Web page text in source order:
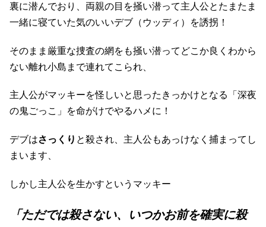
裏に潜んでおり、両親の目を掻い潜って主人公とたまたま
一緒に寝ていた気のいいデブ（ウッディ）を誘拐！
そのまま厳重な捜査の網をも掻い潜ってどこか良くわから
ない離れ小島まで連れてこられ、
主人公がマッキーを怪しいと思ったきっかけとなる「深夜
の鬼ごっこ」を命がけでやるハメに！
デブはさっくり と殺され、主人公もあっけなく捕まってし
まいます、
しかし主人公を生かすというマッキー
「ただでは殺さない、いつかお前を確実に殺